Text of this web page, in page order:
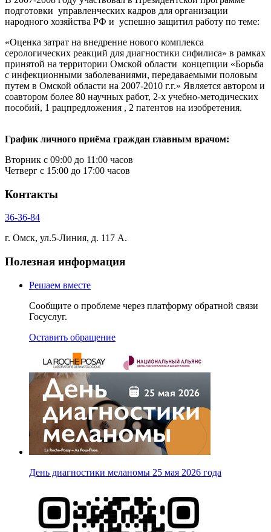
подготовки управленческих кадров для организации
народного хозяйства РФ и успешно защитил работу по теме:
«Оценка затрат на внедрение нового комплекса
серологических реакций для диагностики сифилиса» в рамках
принятой на территории Омской области концепции «Борьба
с инфекционными заболеваниями, передаваемыми половым
путем в Омской области на 2007-2010 г.г.» Является автором и
соавтором более 80 научных работ, 2-х учебно-методических
пособий, 1 рацпредложения , 2 патентов на изобретения.
График личного приёма граждан главным врачом:
Вторник с 09:00 до 11:00 часов
Четверг с 15:00 до 17:00 часов
Контакты
36-36-84
г. Омск, ул.5-Линия, д. 117 А.
Полезная информация
Решаем вместе
Сообщите о проблеме через платформу обратной связи
Госуслуг.
Оставить обращение
День диагностики меланомы 25 мая 2026 года